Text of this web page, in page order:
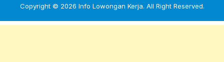
Copyright © 2026 Info Lowongan Kerja. All Right Reserved.